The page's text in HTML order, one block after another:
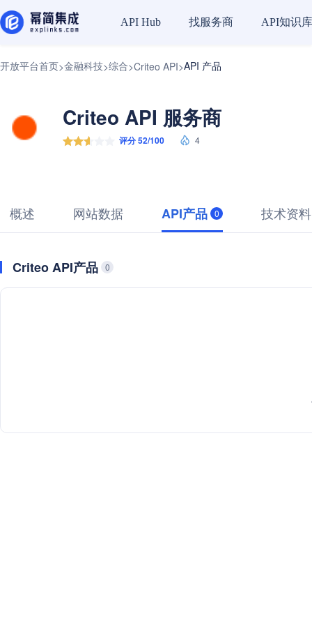
API Hub 找服务商 API知识库
开放平台首页>金融科技>综合>Criteo API>API 产品
Criteo API 服务商
评分 52/100 4
概述 网站数据 API产品 0 技术资料
Criteo API产品 0